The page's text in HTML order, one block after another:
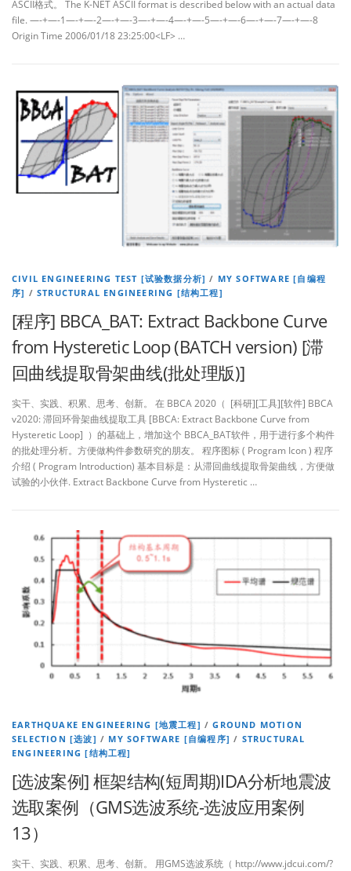
ASCII格式。 The K-NET ASCII format is described below with an actual data
file. —-+—-1—-+—-2—-+—-3—-+—-4—-+—-5—-+—-6—-+—-7—-+—-8
Origin Time 2006/01/18 23:25:00<LF> …
CIVIL ENGINEERING TEST [试验数据分析] / MY SOFTWARE [自编程
序] /STRUCTURAL ENGINEERING [结构工程]
[程序] BBCA_BAT: Extract Backbone Curve
from Hysteretic Loop (BATCH version) [滞
回曲线提取骨架曲线(批处理版)]
实干、实践、积累、思考、创新。 在 BBCA 2020（ [科研][工具][软件] BBCA
v2020: 滞回环骨架曲线提取工具 [BBCA: Extract Backbone Curve from
Hysteretic Loop] ）的基础上，增加这个 BBCA_BAT软件，用于进行多个构件
的批处理分析。方便做构件参数研究的朋友。 程序图标 ( Program Icon ) 程序
介绍 ( Program Introduction) 基本目标是：从滞回曲线提取骨架曲线，方便做
试验的小伙伴. Extract Backbone Curve from Hysteretic …
EARTHQUAKE ENGINEERING [地震工程] /GROUND MOTION
SELECTION [选波] / MY SOFTWARE [自编程序] / STRUCTURAL
ENGINEERING [结构工程]
[选波案例] 框架结构(短周期)IDA分析地震波
选取案例（GMS选波系统-选波应用案例
13）
实干、实践、积累、思考、创新。 用GMS选波系统（ http://www.jdcui.com/?